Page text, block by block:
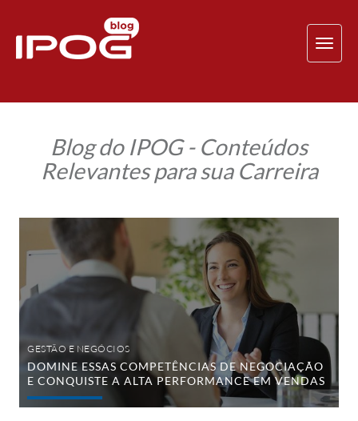
Blog do IPOG - Conteúdos
Relevantes para sua Carreira
Domine
competências
de
negociação
conquiste
a
em
vendas
GESTÃO E NEGÓCIOS
DOMINE ESSAS COMPETÊNCIAS DE NEGOCIAÇÃO
E CONQUISTE A ALTA PERFORMANCE EM VENDAS